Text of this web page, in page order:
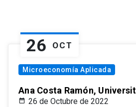
26 OCT
Microeconomía Aplicada
Ana Costa Ramón,
26 de Octubre de 2022